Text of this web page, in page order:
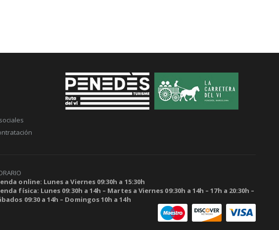
online: Lunes a Viernes 09:30h a 15:30h
física: Lunes 09:30h a 14h – Martes a Viernes 09:30h a 14h – 17h a 20:30h –
09:30 a 14h – Domingos 10h a 14h